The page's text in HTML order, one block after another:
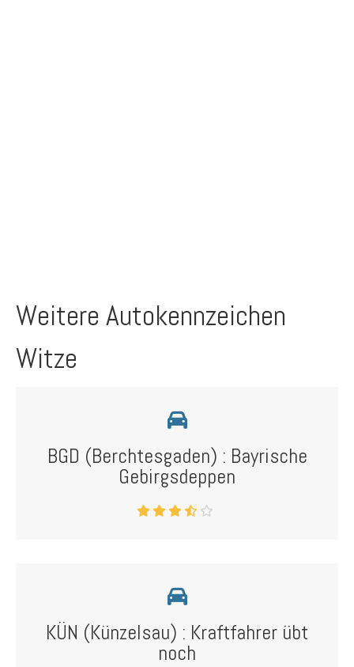
Weitere Autokennzeichen
Witze
BGD (Berchtesgaden) : Bayrische
Gebirgsdeppen
KÜN (Künzelsau) : Kraftfahrer übt
noch